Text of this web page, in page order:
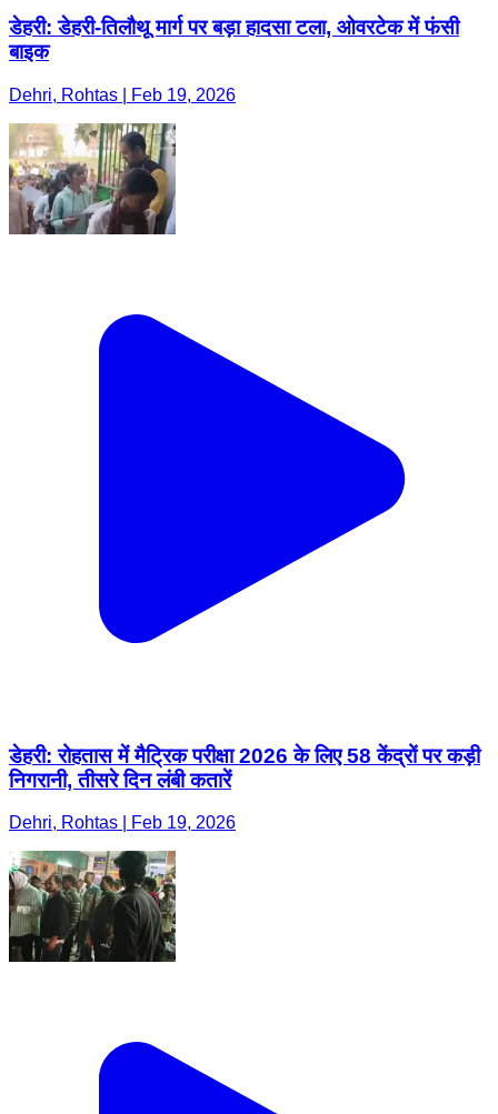
डेहरी: डेहरी-तिलौथू मार्ग पर बड़ा हादसा टला, ओवरटेक में फंसी
बाइक
Dehri, Rohtas | Feb 19, 2026
डेहरी: रोहतास में मैट्रिक परीक्षा 2026 के लिए 58 केंद्रों पर कड़ी
निगरानी, तीसरे दिन लंबी कतारें
Dehri, Rohtas | Feb 19, 2026